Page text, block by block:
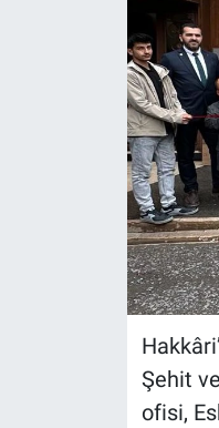
Şehit
ofisi,